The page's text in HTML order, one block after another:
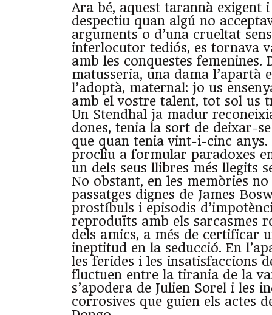
Ara bé, aquest tarannà exigent
despectiu quan algú no
arguments o d’una crueltat
interlocutor tediós, es tornava
amb les conquestes femenines.
matusseria, una dama l’apartà
l’adoptà, maternal: jo us
amb el vostre talent, tot sol us
Un Stendhal ja madur
dones, tenia la sort de deixar-
que quan tenia vint-i-cinc
procliu a formular paradoxes
un dels seus llibres més llegits
No obstant, en les memòries
passatges dignes de James
prostíbuls i episodis
reproduïts amb els sarcasmes
dels amics, a més de certificar
ineptitud en la seducció. En
les ferides i les insatisfaccions
fluctuen entre la tirania de la
s’apodera de Julien Sorel i les
corrosives que guien els actes